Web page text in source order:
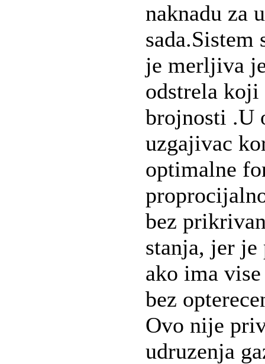
naknadu za
sada.Sistem
je merljiva
odstrela
brojnosti .U
uzgajivac
optimalne
bez
stanja, jer
ako ima
bez
Ovo nije
udruzenja